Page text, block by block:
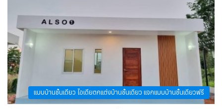
แบบบ้านชั้นเดียว ไอเดียตกแต่งบ้านชั้นเดียว แจกแบบบ้านชั้นเดียวฟรี